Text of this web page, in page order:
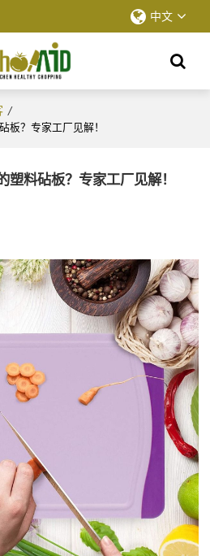
中文
/
板？专家工厂见解！
料砧板？专家工厂见解！